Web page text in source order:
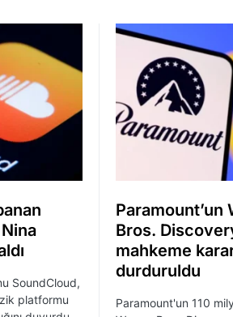
SoundCloud,
platformu
Paramount’un
Bros.
mahkeme
durduruldu
Paramount'un 110